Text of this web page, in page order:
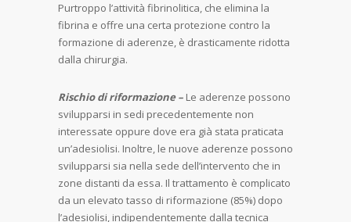
Purtroppo l’attività fibrinolitica, che elimina la
fibrina e offre una certa protezione contro la
formazione di aderenze, è drasticamente ridotta
dalla chirurgia.
Rischio di riformazione – Le aderenze possono
svilupparsi in sedi precedentemente non
interessate oppure dove era già stata praticata
un’adesiolisi. Inoltre, le nuove aderenze possono
svilupparsi sia nella sede dell’intervento che in
zone distanti da essa. Il trattamento è complicato
da un elevato tasso di riformazione (85%) dopo
l’adesiolisi, indipendentemente dalla tecnica